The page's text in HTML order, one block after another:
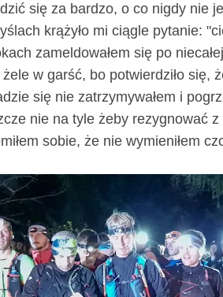
się za bardzo, o co nigdy nie
krążyło mi ciągle pytanie:
zameldowałem się po
w garść, bo potwierdziło się,
się nie zatrzymywałem i
nie na tyle żeby rezygnować
sobie, że nie wymieniłem